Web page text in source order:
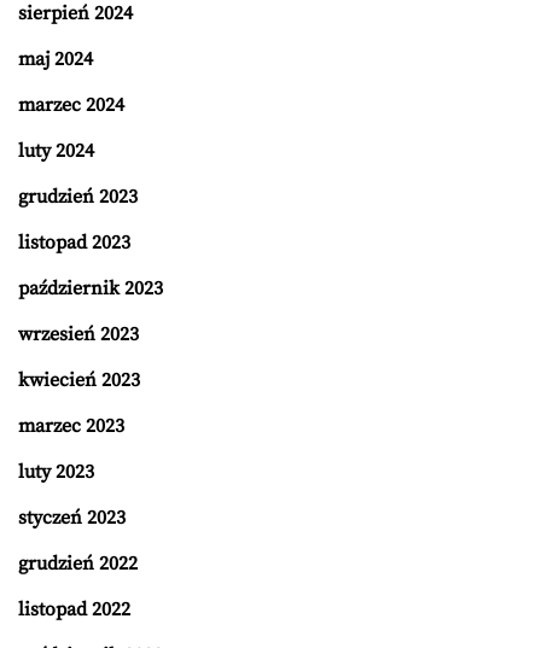
sierpień 2024
maj 2024
marzec 2024
luty 2024
grudzień 2023
listopad 2023
październik 2023
wrzesień 2023
kwiecień 2023
marzec 2023
luty 2023
styczeń 2023
grudzień 2022
listopad 2022